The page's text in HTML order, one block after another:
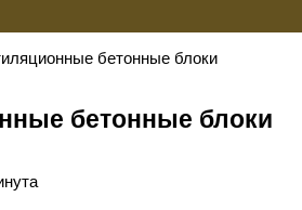
бетонные блоки
бетонные блоки